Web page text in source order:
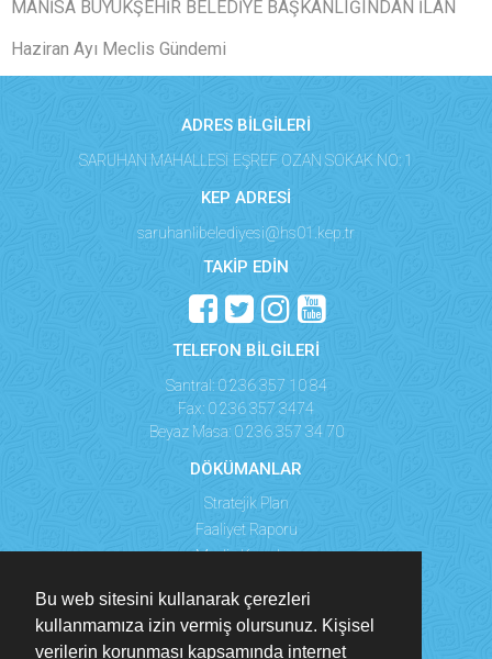
Bu web sitesini kullanarak çerezleri
kullanmamıza izin vermiş olursunuz. Kişisel
verilerin korunması kapsamında internet
MANİSA BÜYÜKŞEHİR BELEDİYE BAŞKANLIĞINDAN İLAN
Haziran Ayı Meclis Gündemi
ADRES BİLGİLERİ
SARUHAN MAHALLESİ EŞREF OZAN SOKAK NO: 1
KEP ADRESİ
saruhanlibelediyesi@hs01.kep.tr
TAKİP EDİN
TELEFON BİLGİLERİ
Santral: 0 236 357 10 84
Fax: 0 236 357 3474
Beyaz Masa: 0 236 357 34 70
DÖKÜMANLAR
Stratejik Plan
Faaliyet Raporu
Meclis Kararları